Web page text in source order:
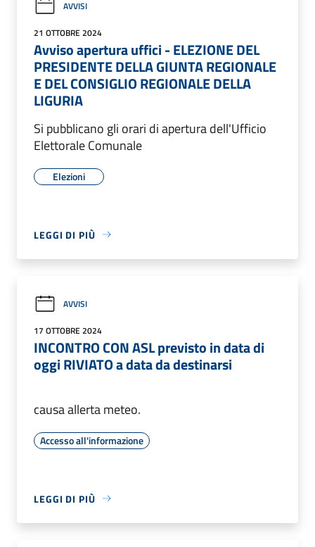
AVVISI
21 OTTOBRE 2024
Avviso apertura uffici - ELEZIONE DEL
PRESIDENTE DELLA GIUNTA REGIONALE
E DEL CONSIGLIO REGIONALE DELLA
LIGURIA
Si pubblicano gli orari di apertura dell'Ufficio
Elettorale Comunale
Elezioni
LEGGI DI PIÙ
AVVISI
17 OTTOBRE 2024
INCONTRO CON ASL previsto in data di
oggi RIVIATO a data da destinarsi
causa allerta meteo.
Accesso all'informazione
LEGGI DI PIÙ